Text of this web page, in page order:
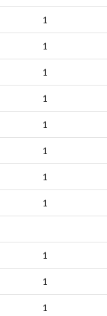
1
1
1
1
1
1
1
1
1
1
1